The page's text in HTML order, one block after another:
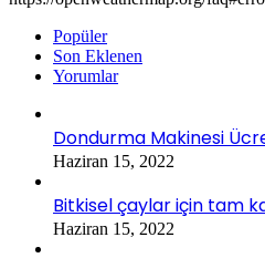
Popüler
Son Eklenen
Yorumlar
Dondurma Makinesi
Haziran 15, 2022
Bitkisel çaylar için tam
Haziran 15, 2022